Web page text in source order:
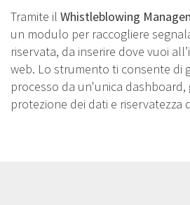
Tramite il Whistleblowing
un modulo per raccogliere
riservata, da inserire dove vuoi
web. Lo strumento ti consente di
processo da un'unica
protezione dei dati e riservatezza